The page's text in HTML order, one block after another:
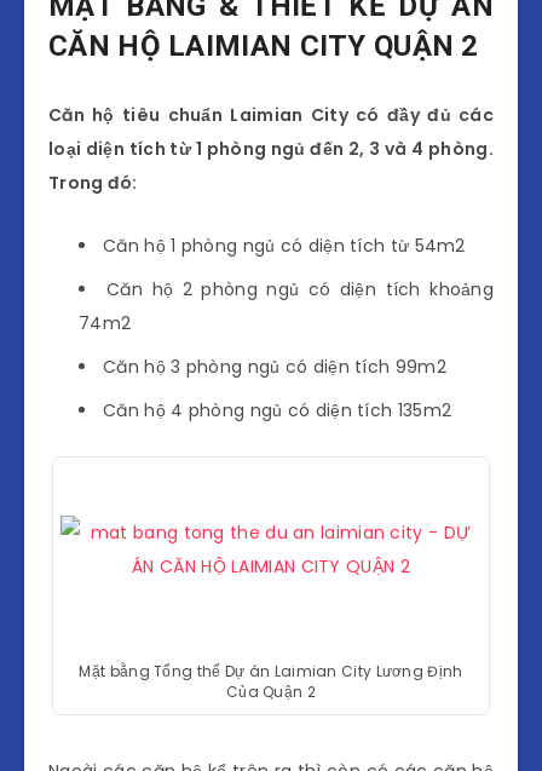
CĂN HỘ LAIMIAN CITY QUẬN 2
Căn hộ tiêu chuẩn Laimian City có đầy đủ các
loại diện tích từ 1 phòng ngủ đến 2, 3 và 4 phòng.
Trong đó:
Căn hộ 1 phòng ngủ có diện tích từ 54m2
Căn hộ 2 phòng ngủ có diện tích khoảng
74m2
Căn hộ 3 phòng ngủ có diện tích 99m2
Căn hộ 4 phòng ngủ có diện tích 135m2
Mặt bằng Tổng thể Dự án Laimian City Lương Định
Của Quận 2